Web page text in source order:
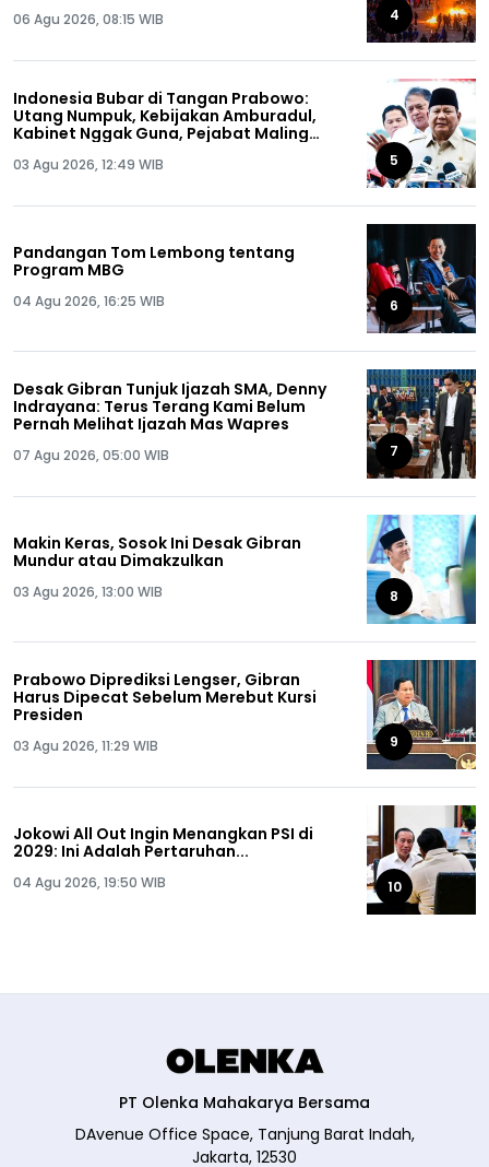
06 Agu 2026, 08:15 WIB 4
Indonesia Bubar di Tangan Prabowo:
Utang Numpuk, Kebijakan Amburadul,
Kabinet Nggak Guna, Pejabat Maling
03 Agu 2026, 12:49 WIB 5
Pandangan Tom Lembong tentang
Program MBG
04 Agu 2026, 16:25 WIB 6
Desak Gibran Tunjuk Ijazah SMA, Denny
Indrayana: Terus Terang Kami Belum
Pernah Melihat Ijazah Mas Wapres
07 Agu 2026, 05:00 WIB 7
Makin Keras, Sosok Ini Desak Gibran
Mundur atau Dimakzulkan
03 Agu 2026, 13:00 WIB 8
Prabowo Diprediksi Lengser, Gibran
Harus Dipecat Sebelum Merebut Kursi
Presiden
03 Agu 2026, 11:29 WIB 9
Jokowi All Out Ingin Menangkan PSI di
2029: Ini Adalah Pertaruhan...
04 Agu 2026, 19:50 WIB 10
PT Olenka Mahakarya Bersama
DAvenue Office Space, Tanjung Barat Indah,
Jakarta, 12530